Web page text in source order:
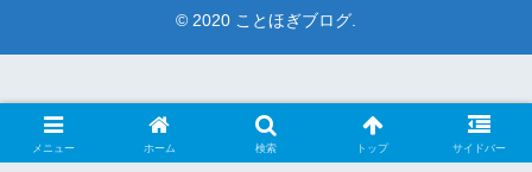
© 2020 ことほぎブログ.
メニュー ホーム 検索 トップ サイドバー